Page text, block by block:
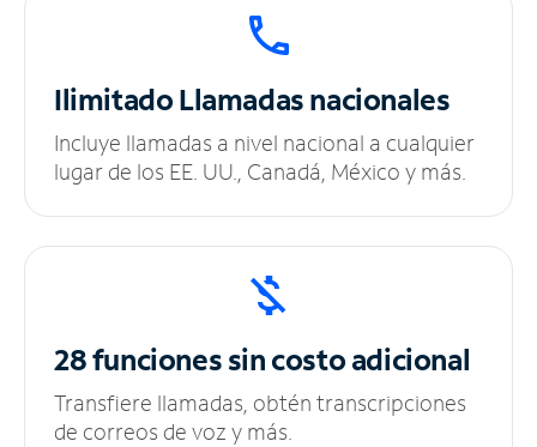
IlimitadoLlamadas nacionales
Incluye llamadas a nivel nacional a cualquier
lugar de los EE. UU., Canadá, México y más.
28 funciones sincosto adicional
Transfiere llamadas, obtén transcripciones
de correos de voz y más.